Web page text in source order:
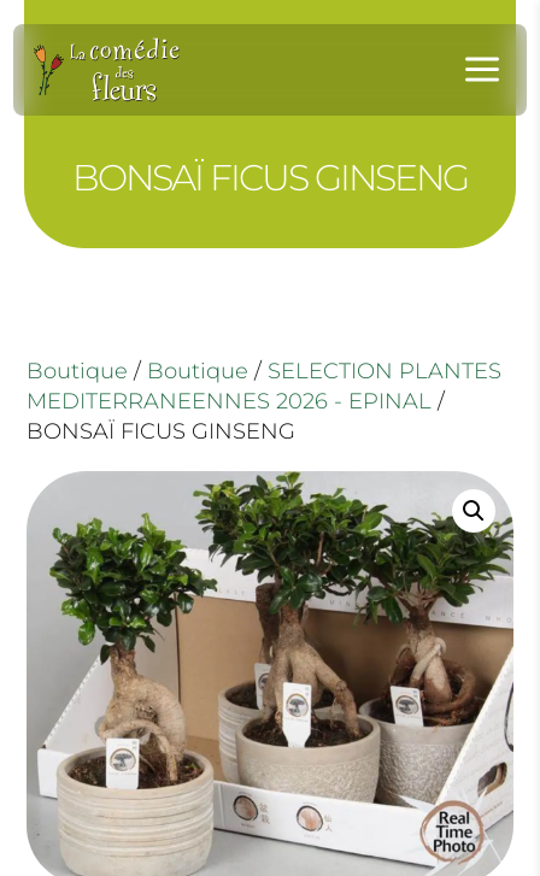
a
BONSAÏ FICUS GINSENG
Boutique / Boutique / SELECTION PLANTES
MEDITERRANEENNES 2026 - EPINAL /
BONSAÏ FICUS GINSENG